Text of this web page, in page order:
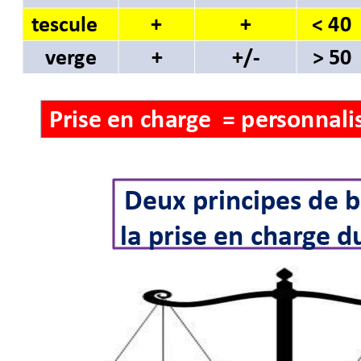
testicule + +
< 40
verge + +/- > 50
Prise en charge = per
Deux principes de
la prise en charge